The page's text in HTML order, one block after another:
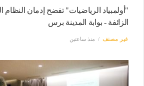
"أولمبياد الرياضيات" تفضح إدمان النظام
الزائفة - بوابة المدينة برس
غير مصنف منذ ساعتين